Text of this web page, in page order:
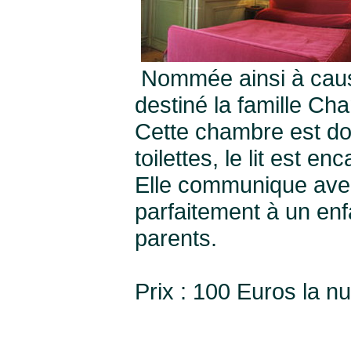
Nommée ainsi à
destiné la famille
Cette chambre est
toilettes, le lit est
Elle communique
parfaitement à un
parents.
Prix : 100 Euros la